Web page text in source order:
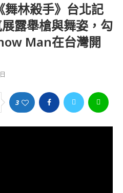
林殺手》台北記
露舉槍與舞姿，勾
Man在台灣開
3